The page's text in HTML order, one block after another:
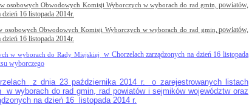
osobowych Obwodowych Komisji Wyborczych w wyborach do rad gmin,
powiatów,
16 listopada 2014r.
osobowych Obwodowych Komisji Wyborczych w wyborach do rad gmin, powiatów,
16 listopada 2014r.
w wyborach do Rady Miejskiej
w Chorzelach zarządzonych na dzień 16 listopada
wyborczego
z dnia 23 października 2014 r.
o zarejestrowanych listach
w wyborach do rad gmin, rad powiatów i sejmików województw oraz
na dzień 16 listopada 2014 r.